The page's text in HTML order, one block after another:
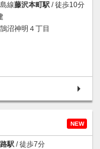
線藤沢本町駅 / 徒歩10分
沼神明４丁目
NEW
駅 / 徒歩7分